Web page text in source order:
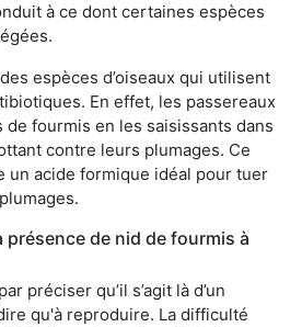
à ce dont certaines espèces
espèces d’oiseaux qui utilisent
En effet, les passereaux
fourmis en les saisissants dans
contre leurs plumages. Ce
un acide formique idéal pour tuer
de nid de fourmis à
préciser qu’il s’agit là d’un
qu'à reproduire. La difficulté